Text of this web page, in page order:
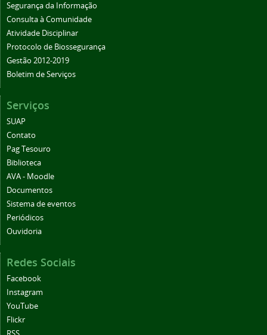
Segurança da Informação
Consulta à Comunidade
Atividade Disciplinar
Protocolo de Biossegurança
Gestão 2012-2019
Boletim de Serviços
Serviços
SUAP
Contato
Pag Tesouro
Biblioteca
AVA - Moodle
Documentos
Sistema de eventos
Periódicos
Ouvidoria
Redes Sociais
Facebook
Instagram
YouTube
Flickr